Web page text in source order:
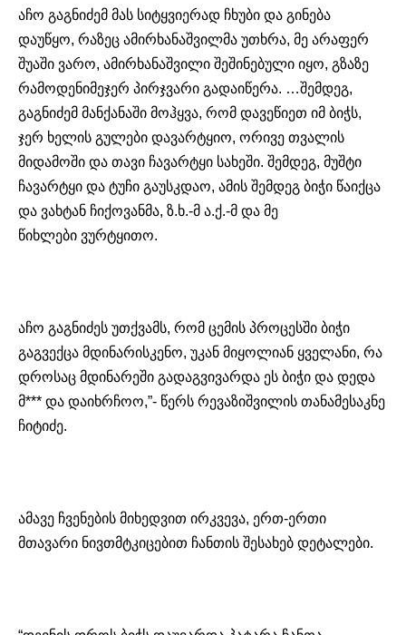
აჩო გაგნიძემ მას სიტყვიერად ჩხუბი და გინება
დაუწყო, რაზეც ამირხანაშვილმა უთხრა, მე არაფერ
შუაში ვარო, ამირხანაშვილი შეშინებული იყო, გზაზე
რამოდენიმეჯერ პირჯვარი გადაიწერა. …შემდეგ,
გაგნიძემ მანქანაში მოჰყვა, რომ დავეწიეთ იმ ბიჭს,
ჯერ ხელის გულები დავარტყიო, ორივე თვალის
მიდამოში და თავი ჩავარტყი სახეში. შემდეგ, მუშტი
ჩავარტყი და ტუჩი გაუსკდაო, ამის შემდეგ ბიჭი წაიქცა
და ვახტან ჩიქოვანმა, ზ.ხ.-მ ა.ქ.-მ და მე
წიხლები ვურტყითო.
აჩო გაგნიძეს უთქვამს, რომ ცემის პროცესში ბიჭი
გაგვექცა მდინარისკენო, უკან მიყოლიან ყველანი, რა
დროსაც მდინარეში გადაგვივარდა ეს ბიჭი და დედა
მ*** და დაიხრჩოო,”- წერს რევაზიშვილის თანამესაკნე
ჩიტიძე.
ამავე ჩვენების მიხედვით ირკვევა, ერთ-ერთი
მთავარი ნივთმტკიცებით ჩანთის შესახებ დეტალები.